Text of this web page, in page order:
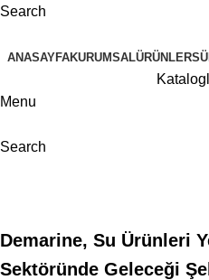
Search
ANASAYFAKURUMSALÜRÜNLER
Menu
Search
Demarine, Su Ürünleri
Sektöründe Geleceği